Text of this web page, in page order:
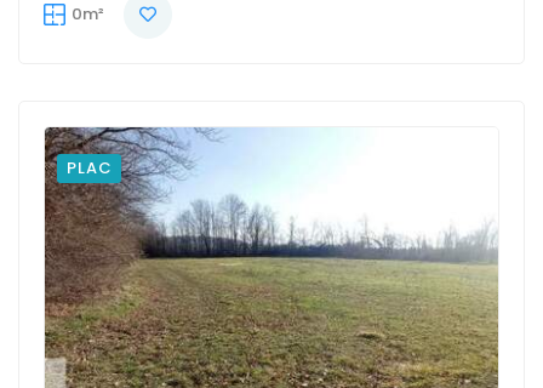
0m²
PLAC